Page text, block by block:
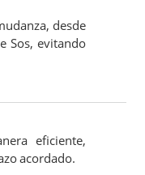
desde
Sos, evitando
eficiente,
acordado.